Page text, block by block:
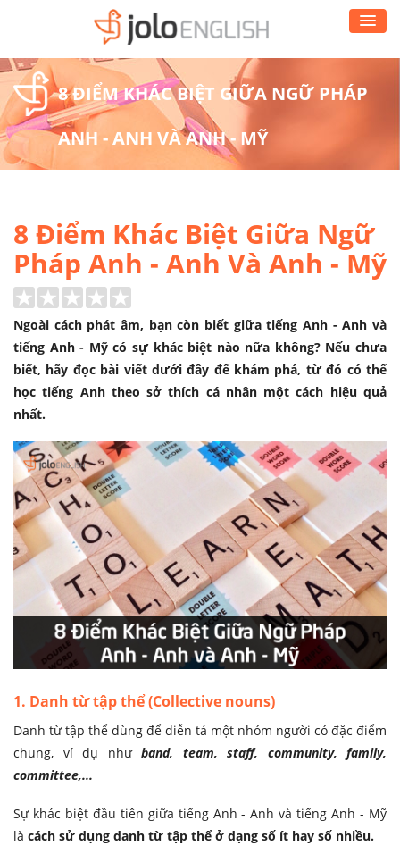
8 ĐIỂM KHÁC BIỆT GIỮA NGỮ PHÁP
ANH - ANH VÀ ANH - MỸ
8 Điểm Khác Biệt Giữa Ngữ
Pháp Anh - Anh Và Anh - Mỹ
Ngoài cách phát âm, bạn còn biết giữa tiếng Anh - Anh và
tiếng Anh - Mỹ có sự khác biệt nào nữa không? Nếu chưa
biết, hãy đọc bài viết dưới đây để khám phá, từ đó có thể
học tiếng Anh theo sở thích cá nhân một cách hiệu quả
nhất.
1. Danh từ tập thể (Collective nouns)
Danh từ tập thể dùng để diễn tả một nhóm người có đặc điểm
chung, ví dụ như band, team, staff, community, family,
committee,...
Sự khác biệt đầu tiên giữa tiếng Anh - Anh và tiếng Anh - Mỹ
là cách sử dụng danh từ tập thể ở dạng số ít hay số nhiều.